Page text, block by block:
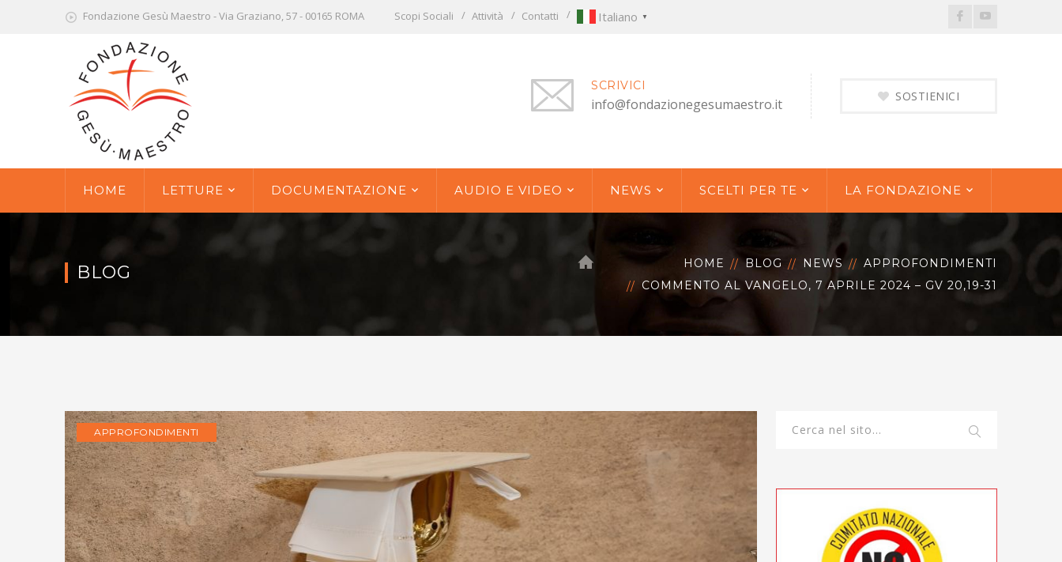
Fondazione Gesù Maestro - Via Graziano, 57 - 00165 ROMA Scopi Sociali Attività Contatti Italiano ▼
FacebookYoutube
SOSTIENICI
SCRIVICI
info@fondazionegesumaestro.it
HOME LETTURE DOCUMENTAZIONE AUDIO E VIDEO NEWS SCELTI PER TE LA FONDAZIONE
BLOG HOME BLOG NEWS
APPROFONDIMENTI
COMMENTO AL VANGELO, 7 APRILE 2024 – GV 20,19-31
APPROFONDIMENTI